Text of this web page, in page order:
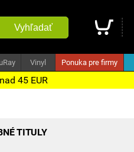
Vyhľadať
Vinyl Ponuka pre firmy
45 EUR
TITULY